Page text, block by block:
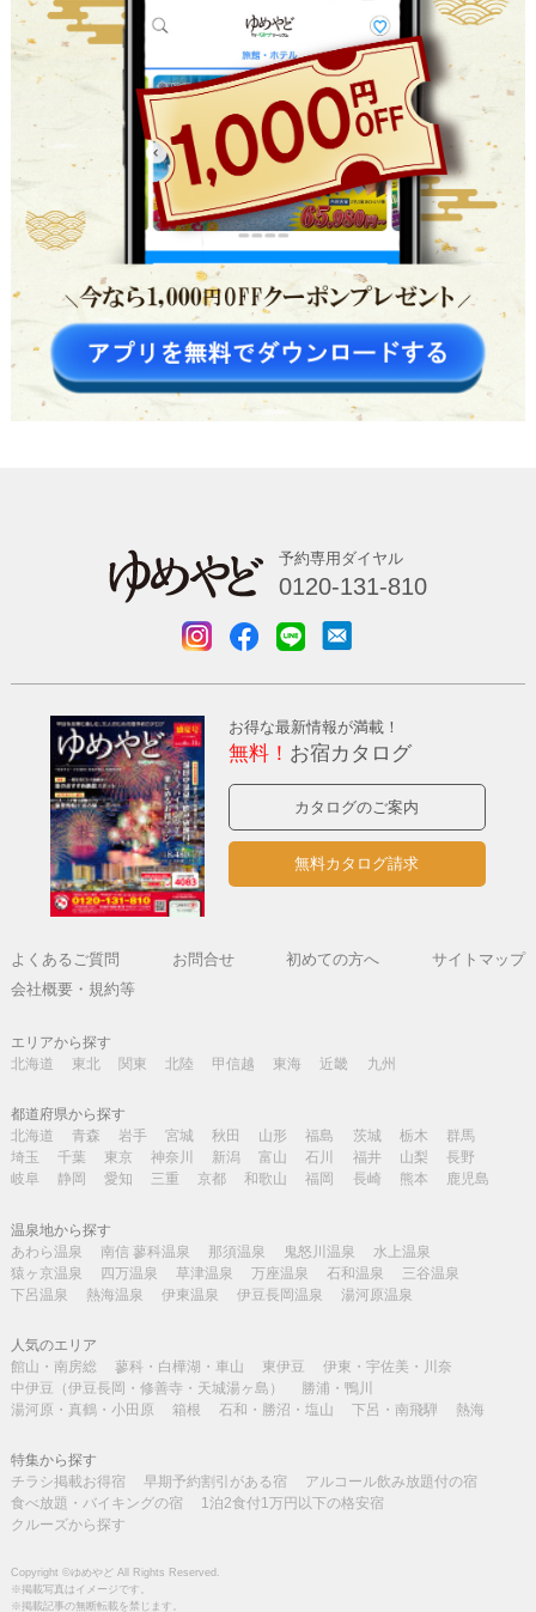
予約専用ダイヤル
0120-131-810
お得な最新情報が満載！
無料！ お宿カタログ
カタログのご案内
無料カタログ請求
よくあるご質問 お問合せ 初めての方へ
サイトマップ
会社概要・規約等
エリアから探す
北海道
東北 関東 北陸 甲信越 東海 近畿 九州
都道府県から探す
北海道
青森 岩手 宮城 秋田 山形 福島 茨城 栃木
群馬
埼玉
千葉 東京 神奈川 新潟 富山 石川 福井 山梨
長野
岐阜
静岡 愛知 三重 京都 和歌山 福岡 長崎 熊本 鹿児島
温泉地から探す
あわら温泉
南信 蓼科温泉 那須温泉 鬼怒川温泉
水上温泉
猿ヶ京温泉
四万温泉 草津温泉 万座温泉 石和温泉
三谷温泉
下呂温泉
熱海温泉 伊東温泉 伊豆長岡温泉 湯河原温泉
人気のエリア
館山・南房総
蓼科・白樺湖・車山 東伊豆
伊東・宇佐美・川奈
中伊豆（伊豆長岡・修善寺・天城湯ヶ島）
勝浦・鴨川
湯河原・真鶴・小田原
箱根 石和・勝沼・塩山 下呂・南飛騨 熱海
特集から探す
チラシ掲載お得宿
早期予約割引がある宿
アルコール飲み放題付の宿
食べ放題・バイキングの宿
1泊2食付1万円以下の格安宿
クルーズから探す
Copyright ©ゆめやど All Rights Reserved.
※掲載写真はイメージです。
※掲載記事の無断転載を禁じます。